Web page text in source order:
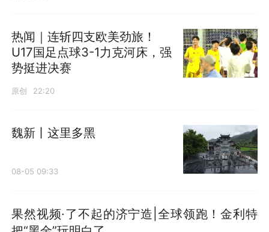
热闻｜连斩四支欧美劲旅！
U17国足点球3-1力克河床，强
势挺进决赛
原创 22:20
魏新丨这里多黑
08-05 09:33
果然视频·了不起的济宁造|全球领跑！金利特